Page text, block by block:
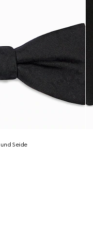
Seide